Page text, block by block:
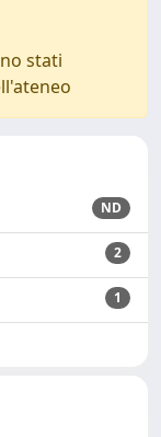
stati
ND
2
1